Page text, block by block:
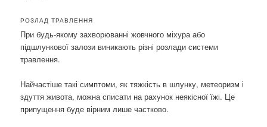
РОЗЛАД ТРАВЛЕННЯ
При будь-якому захворюванні жовчного міхура або
підшлункової залози виникають різні розлади системи
травлення.
Найчастіше такі симптоми, як тяжкість в шлунку, метеоризм і
здуття живота, можна списати на рахунок неякісної їжі. Це
припущення буде вірним лише частково.